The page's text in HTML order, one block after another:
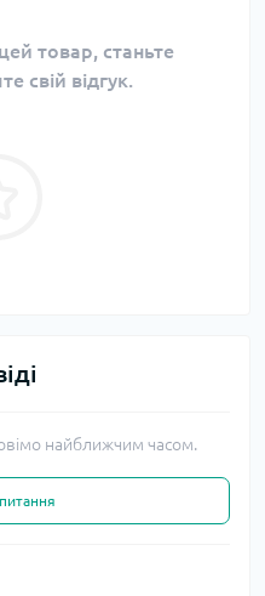
товар, станьте
свій відгук.
найближчим часом.